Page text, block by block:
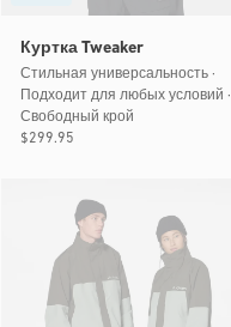
Куртка Tweaker
Стильная универсальность ·
Подходит для любых условий ·
Свободный крой
Обычная
$299.95